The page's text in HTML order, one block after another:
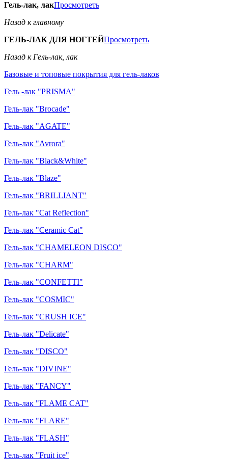
Гель-лак, лакПросмотреть
Назад к главному
ГЕЛЬ-ЛАК ДЛЯ НОГТЕЙПросмотреть
Назад к Гель-лак, лак
Базовые и топовые покрытия для гель-лаков
Гель -лак "PRISMA"
Гель-лак "Brocade"
Гель-лак "AGATE"
Гель-лак "Avrora"
Гель-лак "Black&White"
Гель-лак "Blaze"
Гель-лак "BRILLIANT"
Гель-лак "Cat Reflection"
Гель-лак "Ceramic Cat"
Гель-лак "CHAMELEON DISCO"
Гель-лак "CHARM"
Гель-лак "CONFETTI"
Гель-лак "COSMIC"
Гель-лак "CRUSH ICE"
Гель-лак "Delicate"
Гель-лак "DISCO"
Гель-лак "DIVINE"
Гель-лак "FANCY"
Гель-лак "FLAME CAT"
Гель-лак "FLARE"
Гель-лак "FLASH"
Гель-лак "Fruit ice"